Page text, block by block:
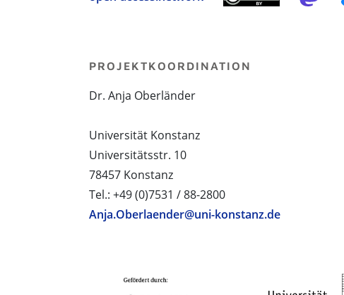
PROJEKTKOORDINATION
Dr. Anja Oberländer
Universität Konstanz
Universitätsstr. 10
78457 Konstanz
Tel.: +49 (0)7531 / 88-2800
Anja.Oberlaender@uni-konstanz.de